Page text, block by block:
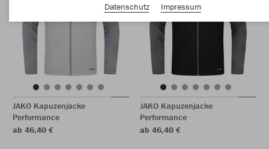
JAKO Kapuzenjacke
Performance
ab 46,40 €
JAKO Kapuzenjacke
Performance
ab 46,40 €
Datenschutz
Impressum